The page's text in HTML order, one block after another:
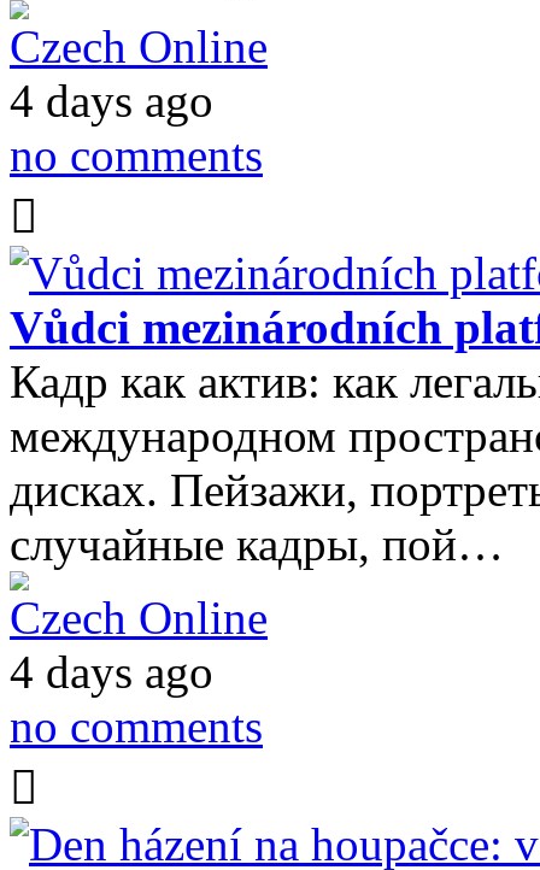
Czech Online
4 days ago
no comments
Vůdci mezinárodních
Кадр как актив: как
международном
дисках. Пейзажи,
случайные кадры, пой…
Czech Online
4 days ago
no comments